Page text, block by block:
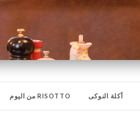
أكلة النوكى RISOTTO من اليوم